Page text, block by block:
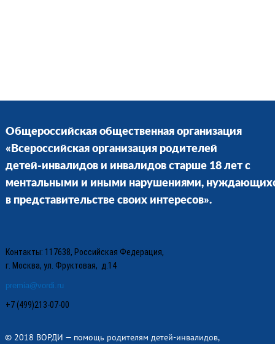
Общероссийская общественная организация
«Всероссийская организация родителей
детей-инвалидов и инвалидов старше 18 лет с
ментальными и иными нарушениями,
в представительстве своих интересов».
Контакты: 117638, Российская Федерация,
г. Москва, ул. Фруктовая, д.14
premia@vordi.ru
+7 (499)213-07-00
© 2018 ВОРДИ — помощь родителям детей-инвалидов,